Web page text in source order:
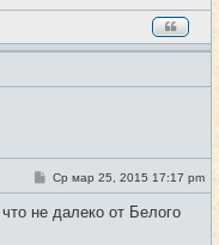
#13
С
о
б
Ср мар 25, 2015 17:17 pm
не далеко от Белого